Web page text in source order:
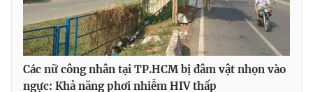
cấp ngày 29/12/2023
Tổng Biên tập:Vũ Thanh Thủy
Phó Tổng Biên tập:Nguyễn Thị Mỹ Hạnh, Phạm Quốc Thắng,
Tổng đài VTV: 024.38 355 931 - 024.38 355 932
Các nữ công nhân tại TP.HCM bị đâm vật nhọn vào
ngực: Khả năng phơi nhiễm HIV thấp